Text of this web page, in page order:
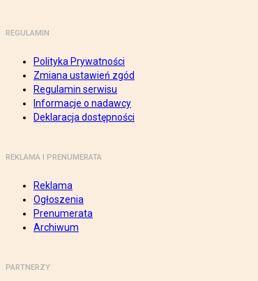
REGULAMIN
Polityka Prywatności
Zmiana ustawień zgód
Regulamin serwisu
Informacje o nadawcy
Deklaracja dostępności
REKLAMA I PRENUMERATA
Reklama
Ogłoszenia
Prenumerata
Archiwum
PARTNERZY